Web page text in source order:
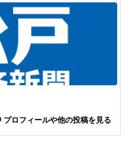
プロフィールや他の投稿を見る